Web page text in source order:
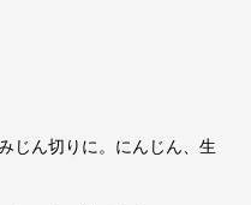
じん切りに。にんじん、生